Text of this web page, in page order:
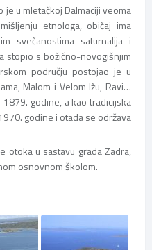
u mletačkoj Dalmaciji veoma
etnologa, običaj ima
svečanostima saturnalija i
stopio s božićno-novogišnjim
području postojao je u
Malom i Velom Ižu, Ravi…
godine, a kao tradicijska
godine i otada se održava
otoka u sastavu grada Zadra,
osnovnom školom.